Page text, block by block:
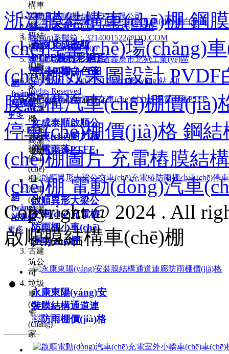
蒼南文成啟順
PTFE農村彩鋼瓦
車(chē)棚白色篷
文成泰順啟順公
交車(chē)耐力板
充電雨蓬PTFE
啟順異形大梁公
交車(chē)充電樁
防雨棚小車(chē)
停車(chē)棚
永康東陽(yáng)安
裝膜結構通道連
廊防雨棚價(jià)格
構車
(chē)
棚
膜結
構車
(chē)
棚廠
(chǎng)
家
義烏
除濕
機
kff耐
高溫
電纜
義烏市啟順膜結構工程有限公司
聯(lián)系電話(huà)：0579-85172902
聯(lián)系郵箱：3214001522@QQ.COM
手機：13486992000
聯(lián)系地址：浙江省義烏市北苑工業(yè)區
春暉路18號
CopyRight © 2004-2017 xxxx網(wǎng)站 All
Rights Reserved
浙ICP備15013140號-4
網
(wǎng)
站導航
更多
新啟
拉膜
停車
(chē)
棚
汽車
(chē)
防曬
車
(chē)
棚
古建
筑公
司
垃圾
車
(chē)
廠
(chǎng)
家
網
(wǎng)
站導航
更多
友情鏈接
浙江膜結構車(chē)棚 鋼
(chē)停車(chē)場(chǎng)
(chē)棚效果圖設計
膜結構汽車(chē)棚價(jià)
停車(chē)棚價(jià)格 鋼
(chē)棚圖片 充電樁膜結
(chē)棚 電動(dòng)汽車
Copyright @ 2024 . All
啟順膜結構車(chē)棚
13486992000
0579-85172902